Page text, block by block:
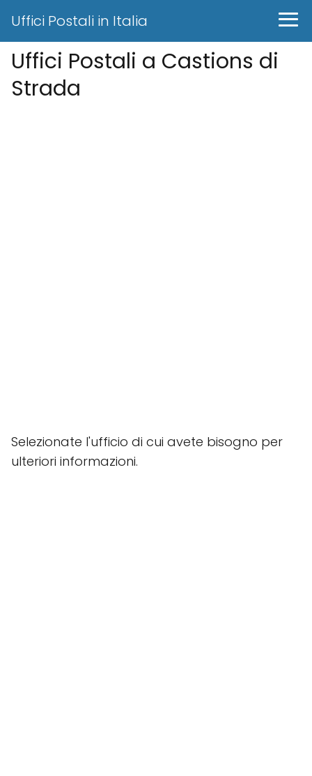
Uffici Postali in Italia
Uffici Postali a Castions di
Strada
Selezionate l'ufficio di cui avete bisogno per
ulteriori informazioni.